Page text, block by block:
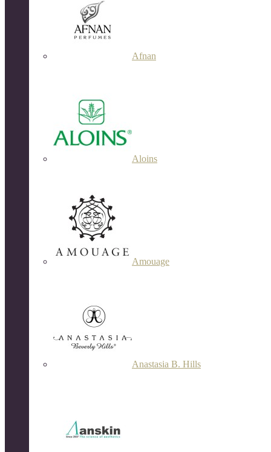
Afnan
Aloins
Amouage
Anastasia B. Hills